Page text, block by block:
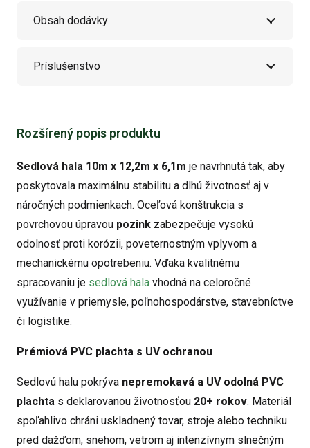
Obsah dodávky
Príslušenstvo
Rozšírený popis produktu
Sedlová hala 10m x 12,2m x 6,1m je navrhnutá tak, aby
poskytovala maximálnu stabilitu a dlhú životnosť aj v
náročných podmienkach. Oceľová konštrukcia s
povrchovou úpravou pozink zabezpečuje vysokú
odolnosť proti korózii, poveternostným vplyvom a
mechanickému opotrebeniu. Vďaka kvalitnému
spracovaniu je sedlová hala vhodná na celoročné
využívanie v priemysle, poľnohospodárstve, stavebníctve
či logistike.
Prémiová PVC plachta s UV ochranou
Sedlovú halu pokrýva nepremokavá a UV odolná PVC
plachta s deklarovanou životnosťou 20+ rokov. Materiál
spoľahlivo chráni uskladnený tovar, stroje alebo techniku
pred dažďom, snehom, vetrom aj intenzívnym slnečným